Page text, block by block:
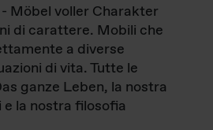
- Möbel voller Charakter
di carattere. Mobili che
a diverse
di vita. Tutte le
ganze Leben, la nostra
la nostra filosofia